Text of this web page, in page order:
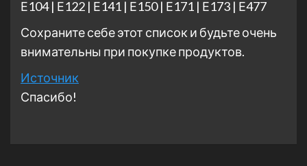
Е104 | Е122 | Е141 | Е150 | Е171 | Е173 | Е477
Сохраните себе этот список и будьте очень
внимательны при покупке продуктов.
Источник
Спасибо!